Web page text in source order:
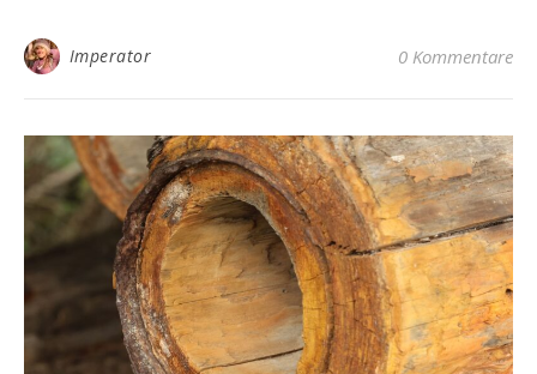
Imperator 0 Kommentare